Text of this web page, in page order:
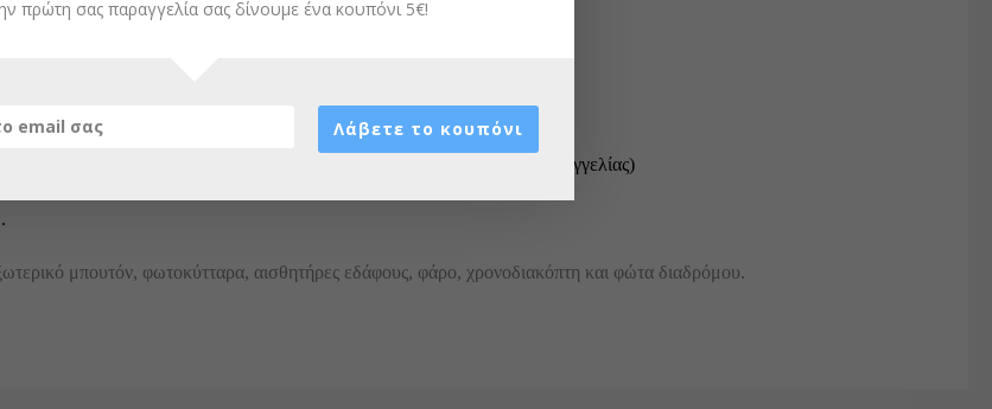
σύνδεσης μοτέρ με το σήκωμα ενός διακόπτη
κωδικού πελάτη στην πλακέτα και τα χειριστήρια (Κατόπιν παραγγελίας)
μπουτόν, φωτοκύτταρα, αισθητήρες εδάφους, φάρο, χρονοδιακόπτη και φώτα διαδρόμου.
πρώτη σας παραγγελία σας δίνουμε ένα κουπόνι 5€!
Λάβετε το κουπόνι